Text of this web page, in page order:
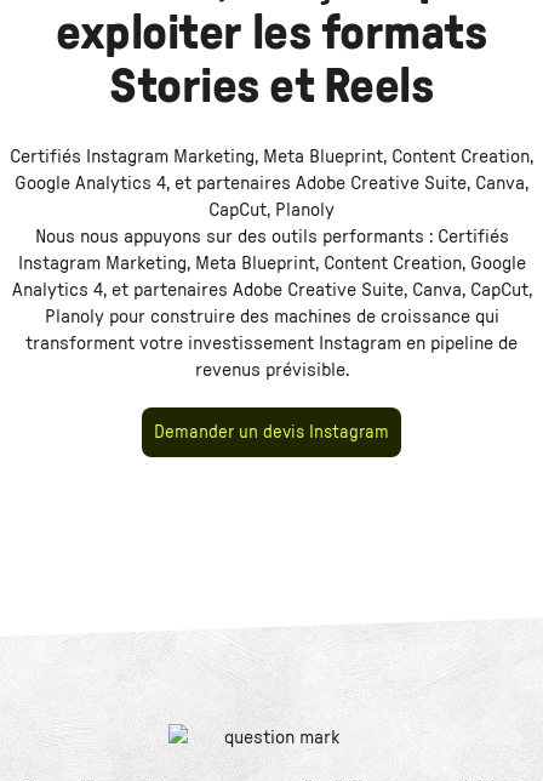
exploiter les formats
Stories et Reels
Certifiés Instagram Marketing, Meta Blueprint, Content Creation,
Google Analytics 4, et partenaires Adobe Creative Suite, Canva,
CapCut, Planoly
Nous nous appuyons sur des outils performants : Certifiés
Instagram Marketing, Meta Blueprint, Content Creation, Google
Analytics 4, et partenaires Adobe Creative Suite, Canva, CapCut,
Planolypour construire des machines de croissance qui
transforment votre investissement Instagramen pipeline de
revenus prévisible.
Demander un devis Instagram